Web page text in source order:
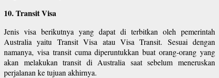
10. Transit Visa
Jenis visa berikutnya yang dapat di terbitkan oleh pemerintah
Australia yaitu Transit Visa atau Visa Transit. Sesuai dengan
namanya, visa transit cuma diperuntukkan buat orang-orang yang
akan melakukan transit di Australia saat sebelum meneruskan
perjalanan ke tujuan akhirnya.